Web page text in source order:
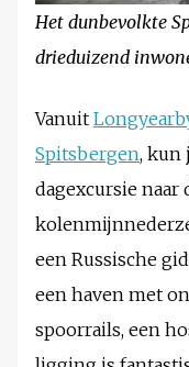
Het dunbevolkte
drieduizend
Vanuit
Spitsbergen, kun
dagexcursie naar
een Russische
een haven met
spoorrails, een